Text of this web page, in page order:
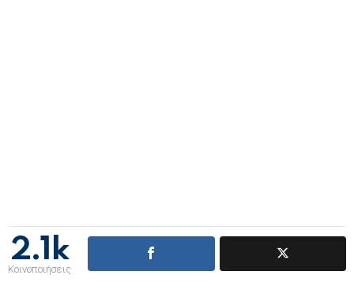
2.1k
Κοινοποιήσεις